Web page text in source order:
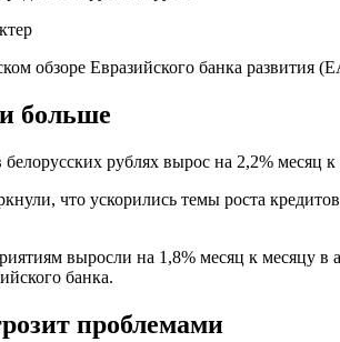
обзоре Евразийского банка развития
больше
рублях вырос на 2,2%
что ускорились темы роста
выросли на 1,8% месяц к месяцу в
банка.
проблемами